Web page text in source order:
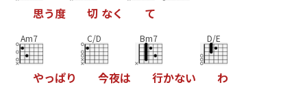
思う度 切 なく て
Am7
やっぱり
C/D
今夜は
Bm7
行かない
D/E
わ